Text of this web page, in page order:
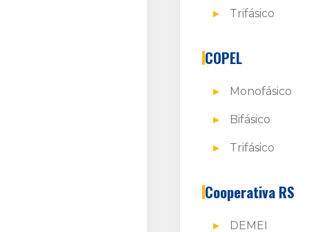
Trifásico
COPEL
Monofásico
Bifásico
Trifásico
Cooperativa RS
DEMEI